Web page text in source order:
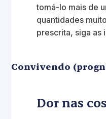
tomá-lo mais de
quantidades
prescrita, siga as
Convivendo
Dor nas